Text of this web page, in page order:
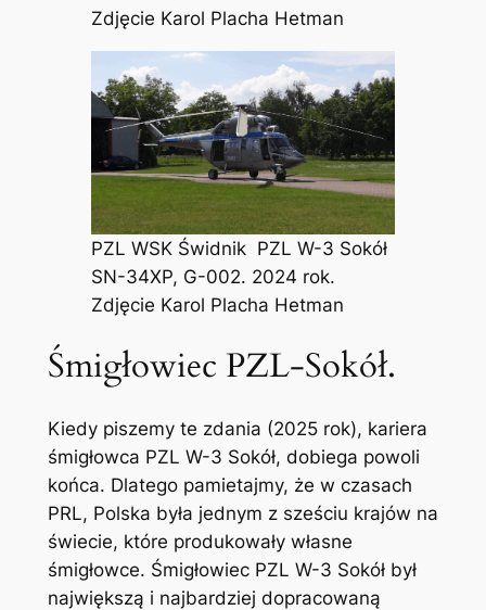
Zdjęcie Karol Placha Hetman
PZL WSK Świdnik PZL W-3 Sokół
SN-34XP, G-002. 2024 rok.
Zdjęcie Karol Placha Hetman
Śmigłowiec PZL-Sokół.
Kiedy piszemy te zdania (2025 rok), kariera
śmigłowca PZL W-3 Sokół, dobiega powoli
końca. Dlatego pamietajmy, że w czasach
PRL, Polska była jednym z sześciu krajów na
świecie, które produkowały własne
śmigłowce. Śmigłowiec PZL W-3 Sokół był
największą i najbardziej dopracowaną